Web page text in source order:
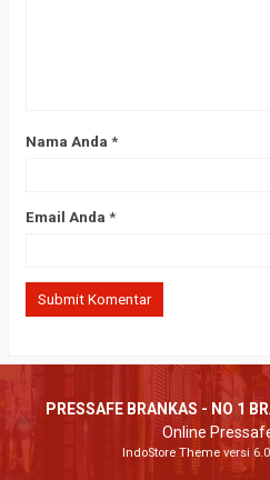
Nama Anda *
Email Anda *
PRESSAFE BRANKAS - NO 1
Online
IndoStore Themeversi